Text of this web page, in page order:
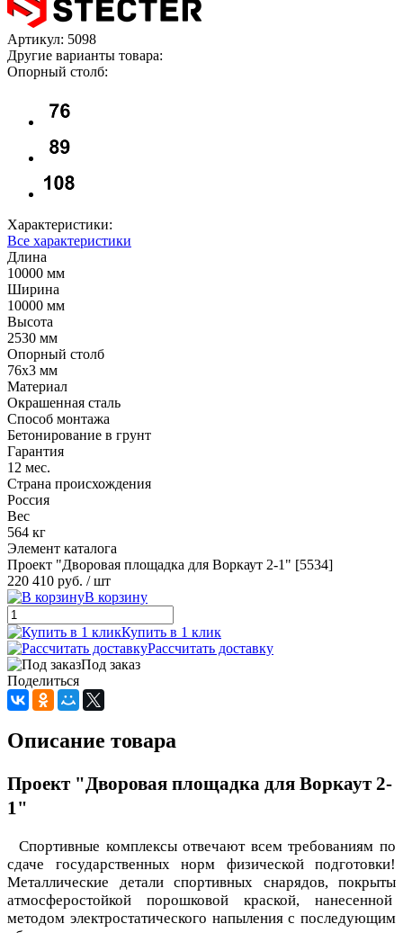
Артикул: 5098
Другие варианты товара:
Опорный столб:
Характеристики:
Все характеристики
Длина
10000 мм
Ширина
10000 мм
Высота
2530 мм
Опорный столб
76х3 мм
Материал
Окрашенная сталь
Способ монтажа
Бетонирование в грунт
Гарантия
12 мес.
Страна происхождения
Россия
Вес
564 кг
Элемент каталога
Проект "Дворовая площадка для Воркаут 2-1" [5534]
220 410 руб. / шт
В корзину
Купить в 1 клик
Рассчитать доставку
Под заказ
Поделиться
Описание товара
Проект "Дворовая площадка для Воркаут 2-
1"
Спортивные комплексы отвечают всем требованиям по
сдаче государственных норм физической подготовки!
Металлические детали спортивных снарядов, покрыты
атмосферостойкой порошковой краской, нанесенной
методом электростатического напыления с последующим